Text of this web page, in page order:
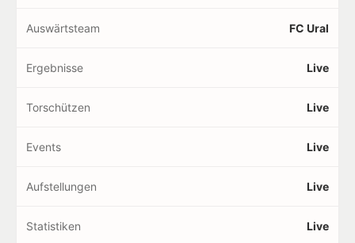
Auswärtsteam FC Ural
Ergebnisse Live
Torschützen Live
Events Live
Aufstellungen Live
Statistiken Live